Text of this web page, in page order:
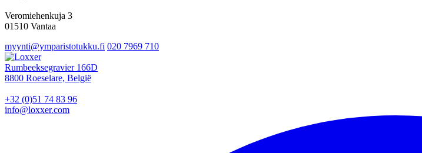
Veromiehenkuja 3
01510 Vantaa
myynti@ymparistotukku.fi 020 7969 710
Rumbeeksegravier 166D
8800 Roeselare, België
+32 (0)51 74 83 96
info@loxxer.com